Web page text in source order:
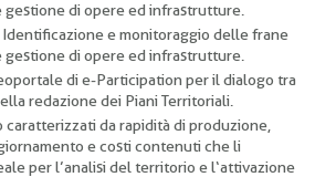
gestione di opere ed infrastrutture
Identificazione e monitoraggio delle frane
di opere ed infrastrutture.
di e-Participation per il dialogo tra
redazione dei Piani Territoriali.
da rapidità di produzione,
e costi contenuti che li
per l’analisi del territorio e l‘attivazione